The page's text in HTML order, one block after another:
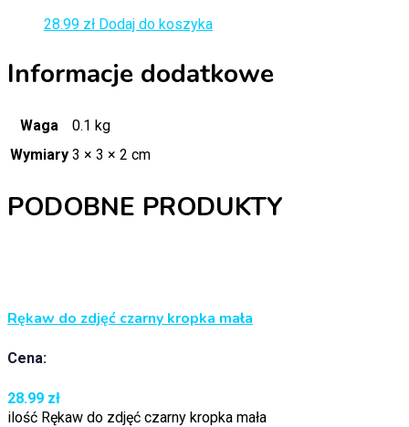
28.99 zł Dodaj do koszyka
Informacje dodatkowe
Waga
0.1 kg
Wymiary 3 × 3 × 2 cm
PODOBNE PRODUKTY
Rękaw do zdjęć czarny kropka mała
Cena:
28.99 zł
ilość Rękaw do zdjęć czarny kropka mała